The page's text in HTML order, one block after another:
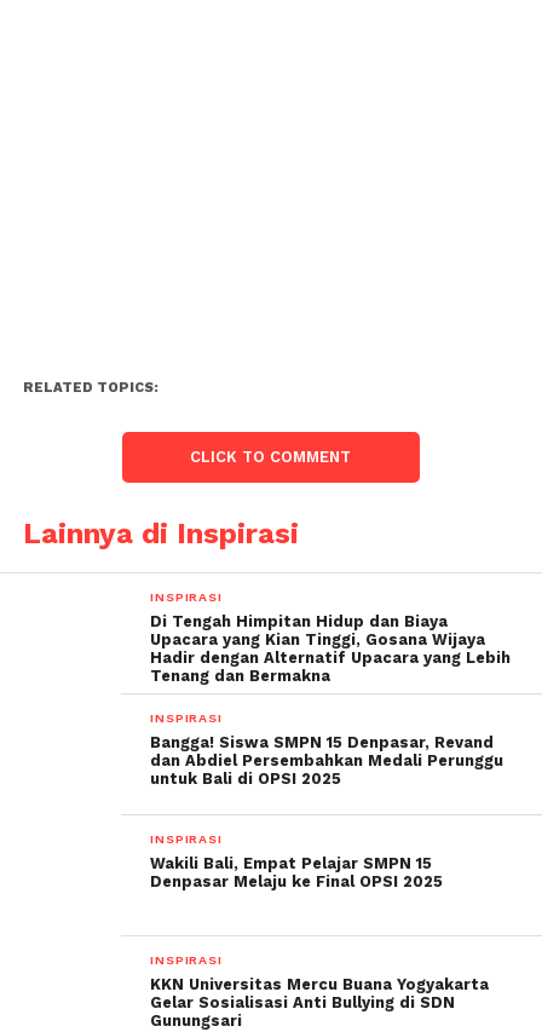
RELATED TOPICS:
CLICK TO COMMENT
Lainnya di Inspirasi
INSPIRASI
Di Tengah Himpitan Hidup dan Biaya
Upacara yang Kian Tinggi, Gosana Wijaya
Hadir dengan Alternatif Upacara yang Lebih
Tenang dan Bermakna
INSPIRASI
Bangga! Siswa SMPN 15 Denpasar, Revand
dan Abdiel Persembahkan Medali Perunggu
untuk Bali di OPSI 2025
INSPIRASI
Wakili Bali, Empat Pelajar SMPN 15
Denpasar Melaju ke Final OPSI 2025
INSPIRASI
KKN Universitas Mercu Buana Yogyakarta
Gelar Sosialisasi Anti Bullying di SDN
Gunungsari